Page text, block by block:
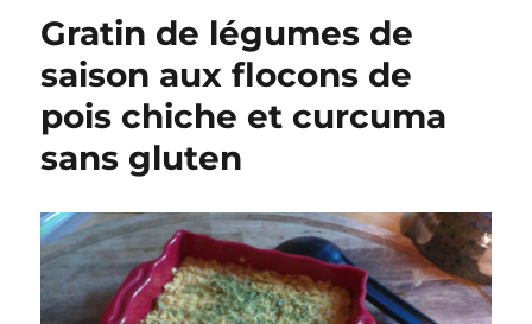
Gratin de légumes de
saison aux flocons de
pois chiche et curcuma
sans gluten